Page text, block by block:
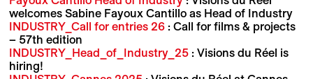
welcomes Sabine Fayoux Cantillo as Head of Industry
INDUSTRY_Call for entries 26: Call for films & projects
– 57th edition
INDUSTRY_Head_of_Industry_25: Visions du Réel is
hiring!